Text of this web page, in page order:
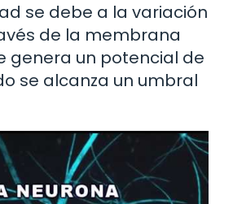
se debe a la variación
de la membrana
genera un potencial de
se alcanza un umbral